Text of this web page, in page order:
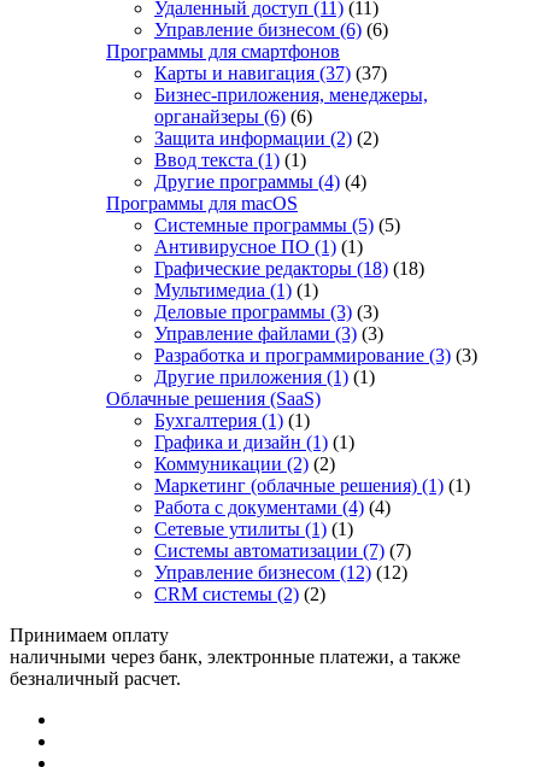
Удаленный доступ (11) (11)
Управление бизнесом (6) (6)
Программы для смартфонов
Карты и навигация (37) (37)
Бизнес-приложения, менеджеры,
органайзеры (6) (6)
Защита информации (2) (2)
Ввод текста (1) (1)
Другие программы (4) (4)
Программы для macOS
Системные программы (5) (5)
Антивирусное ПО (1) (1)
Графические редакторы (18) (18)
Мультимедиа (1) (1)
Деловые программы (3) (3)
Управление файлами (3) (3)
Разработка и программирование (3) (3)
Другие приложения (1) (1)
Облачные решения (SaaS)
Бухгалтерия (1) (1)
Графика и дизайн (1) (1)
Коммуникации (2) (2)
Маркетинг (облачные решения) (1) (1)
Работа с документами (4) (4)
Сетевые утилиты (1) (1)
Системы автоматизации (7) (7)
Управление бизнесом (12) (12)
CRM системы (2) (2)
Принимаем оплату
наличными через банк, электронные платежи, а также
безналичный расчет.